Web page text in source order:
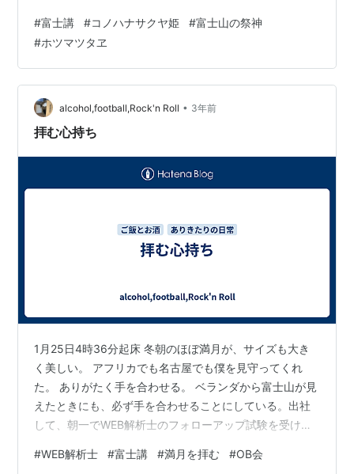
者たちは、やはり「せっかくだから」と順番を待って参
拝し、神妙に手を合わせます。 日本人は往々にして頭を
垂れる対象の神仏に対して、その「正体」を頓着するこ
とがないのですが、「冨士の大神」についても、それ以
上を知ろうとすることは殆ど無いようです。 富士山には
現在四つの登拝道がありますが、登山口にはすべて浅…
#富士講 #コノハナサクヤ姫 #富士山の祭神
#ホツマツタヱ
alcohol,football,Rock'n Roll • 3年前
拝む心持ち
1月25日4時36分起床 冬朝のほぼ満月が、サイズも大き
く美しい。 アフリカでも名古屋でも僕を見守ってくれ
た。 ありがたく手を合わせる。 ベランダから富士山が見
えたときにも、必ず手を合わせることにしている。出社
して、朝一でWEB解析士のフォローアップ試験を受け
い済みなので、アラートが来た次第。 しばらくその領域
#WEB解析士 #富士講 #満月を拝む #OB会